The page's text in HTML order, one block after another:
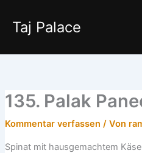
Inhalt
springen
Taj Palace
135. Palak
Kommentar verfassen / Von
Spinat mit hausgemachtem